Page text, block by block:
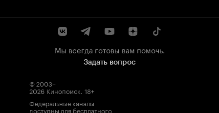
Мы всегда готовы вам помочь.
Задать вопрос
© 2003–
2026 Кинопоиск 18+
Федеральные каналы
доступны для бесплатного